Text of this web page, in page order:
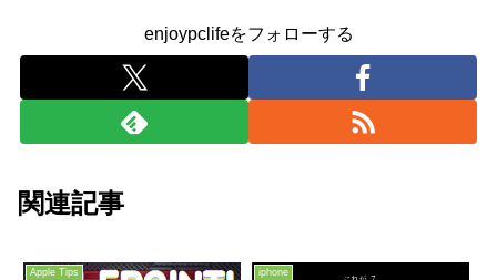
enjoypclifeをフォローする
関連記事
Apple Tips iphone